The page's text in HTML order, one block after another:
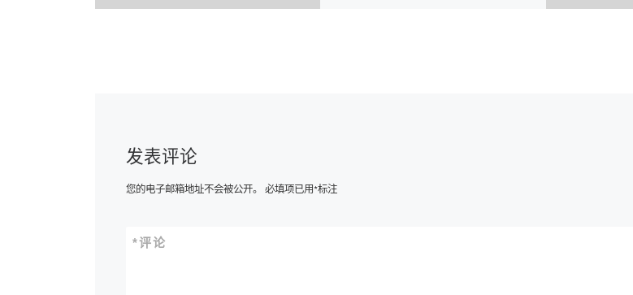
发表评论
您的电子邮箱地址不会被公开。 必填项已用*标注
评论
*